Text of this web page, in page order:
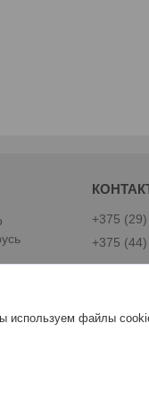
+375
+375
используем файлы